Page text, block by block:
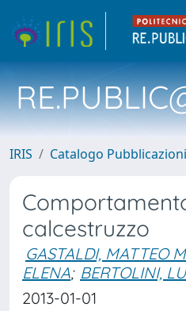
IRIS Catalogo
calcestruzzo
GASTALDI, MATTEO
ELENA; BERTOLINI,
2013-01-01